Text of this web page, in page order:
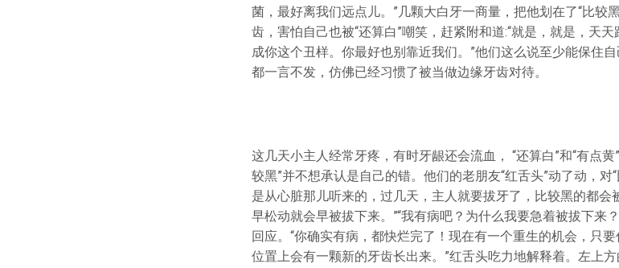
菌，最好离我们远点儿。”几颗大白牙一商量，把他划在了“比较
齿，害怕自己也被“还算白”嘲笑，赶紧附和道:“就是，就是，天
成你这个丑样。你最好也别靠近我们。”他们这么说至少能保住自
都一言不发，仿佛已经习惯了被当做边缘牙齿对待。
这几天小主人经常牙疼，有时牙龈还会流血， “还算白”和“有点黄
较黑”并不想承认是自己的错。他们的老朋友“红舌头”动了动，对
是从心脏那儿听来的，过几天，主人就要拔牙了，比较黑的都会
早松动就会早被拔下来。”“我有病吧？为什么我要急着被拔下来
回应。“你确实有病，都快烂完了！现在有一个重生的机会，只
位置上会有一颗新的牙齿长出来。”红舌头吃力地解释着。左上